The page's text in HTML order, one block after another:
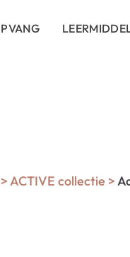
>ACTIVE collectie >